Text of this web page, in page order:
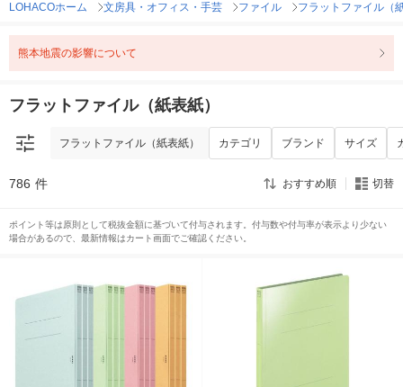
LOHACOホーム 文房具・オフィス・手芸 ファイル フラットファイル（
熊本地震の影響について
フラットファイル（紙表紙）
フラットファイル（紙表紙） カテゴリ ブランド サイズ
786 件 おすすめ順 切替
ポイント等は原則として税抜金額に基づいて付与されます。付与数や付与率が表示より少ない
場合があるので、最新情報はカート画面でご確認ください。